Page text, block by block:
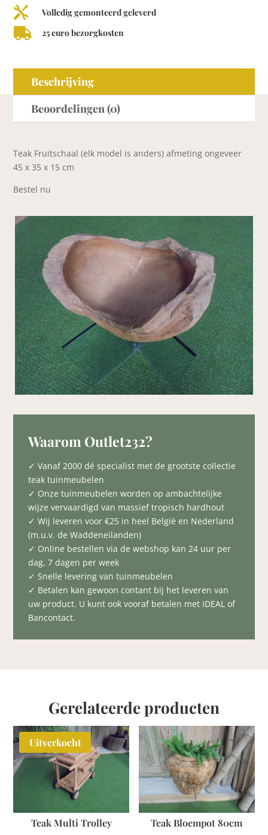
 Volledig gemonteerd geleverd
 25 euro bezorgkosten
Beschrijving
Beoordelingen (0)
Teak Fruitschaal (elk model is anders) afmeting ongeveer
45 x 35 x 15 cm
Bestel nu
Waarom Outlet232?
✓ Vanaf 2000 dé specialist met de grootste collectie
teak tuinmeubelen
✓ Onze tuinmeubelen worden op ambachtelijke
wijze vervaardigd van massief tropisch hardhout
✓ Wij leveren voor €25 in heel België en Nederland
(m.u.v. de Waddeneilanden)
✓ Online bestellen via de webshop kan 24 uur per
dag, 7 dagen per week
✓ Snelle levering van tuinmeubelen
✓ Betalen kan gewoon contant bij het leveren van
uw product. U kunt ook vooraf betalen met iDEAL of
Bancontact.
Gerelateerde producten
Uitverkocht
Teak Multi Trolley Teak Bloempot 80cm